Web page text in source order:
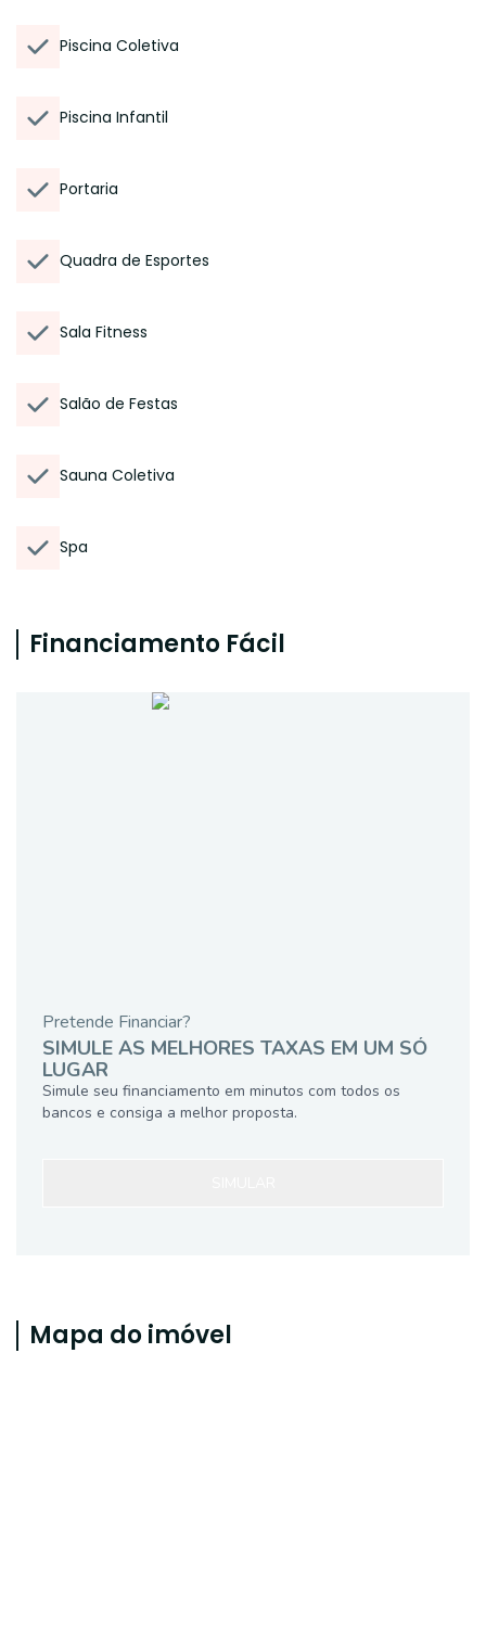
Piscina Coletiva
Piscina Infantil
Portaria
Quadra de Esportes
Sala Fitness
Salão de Festas
Sauna Coletiva
Spa
Financiamento Fácil
Pretende Financiar?
SIMULE AS MELHORES TAXAS EM UM SÓ
LUGAR
Simule seu financiamento em minutos com todos os
bancos e consiga a melhor proposta.
Mapa do imóvel